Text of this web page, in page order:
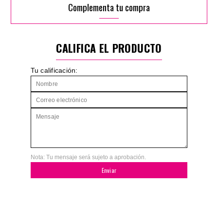
Complementa tu compra
CALIFICA EL PRODUCTO
Tu calificación:
Nota: Tu mensaje será sujeto a aprobación.
Enviar